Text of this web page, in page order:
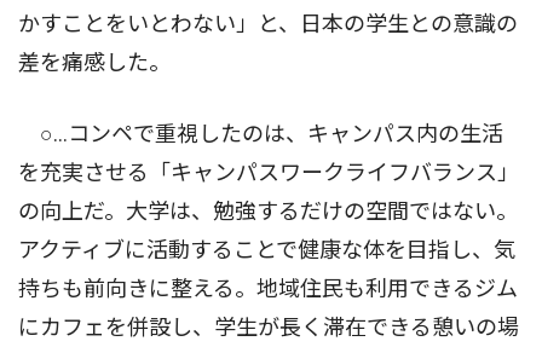
かすことをいとわない」と、日本の学生との意識の
差を痛感した。
○…コンペで重視したのは、キャンパス内の生活
を充実させる「キャンパスワークライフバランス」
の向上だ。大学は、勉強するだけの空間ではない。
アクティブに活動することで健康な体を目指し、気
持ちも前向きに整える。地域住民も利用できるジム
にカフェを併設し、学生が長く滞在できる憩いの場